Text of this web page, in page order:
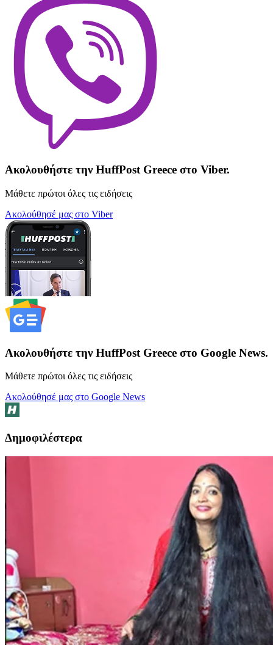
Ακολουθήστε την HuffPost Greece στο Viber.
Μάθετε πρώτοι όλες τις ειδήσεις
Ακολούθησέ μας στο Viber
Ακολουθήστε την HuffPost Greece στο Google News.
Μάθετε πρώτοι όλες τις ειδήσεις
Ακολούθησέ μας στο Google News
Δημοφιλέστερα